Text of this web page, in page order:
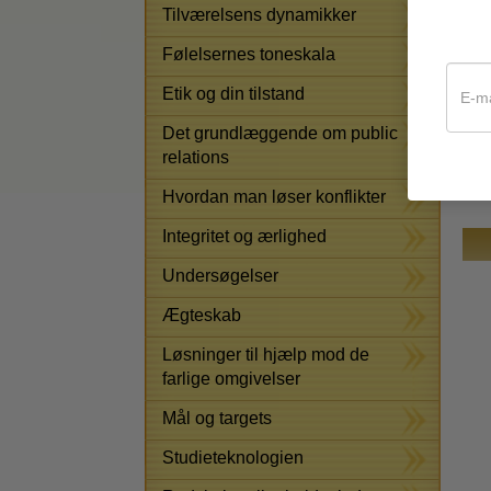
Tilværelsens dynamikker
Følelsernes toneskala
Etik og din tilstand
Det grundlæggende om public
relations
Hvordan man løser konflikter
Integritet og ærlighed
Undersøgelser
Ægteskab
Løsninger til hjælp mod de
farlige omgivelser
Mål og targets
Studieteknologien